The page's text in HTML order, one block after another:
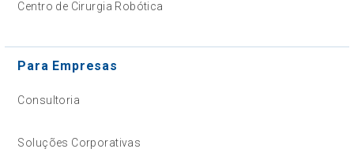
Centro de Cirurgia Robótica
Para Empresas
Consultoria
Soluções Corporativas